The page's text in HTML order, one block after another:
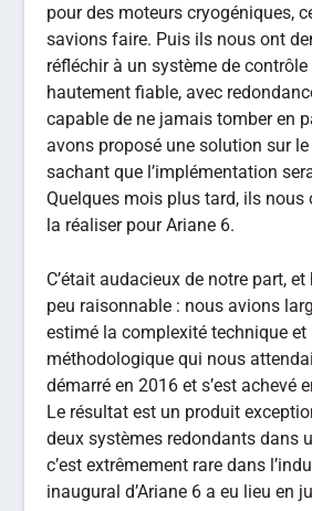
pour des moteurs cryogéniques,
savions faire. Puis ils nous ont
réfléchir à un système de
hautement fiable, avec
capable de ne jamais tomber en
avons proposé une solution sur le
sachant que l’implémentation
Quelques mois plus tard, ils nous
la réaliser pour Ariane 6.
C’était audacieux de notre part,
peu raisonnable : nous avions
estimé la complexité technique et
méthodologique qui nous
démarré en 2016 et s’est achevé
Le résultat est un produit
deux systèmes redondants dans
c’est extrêmement rare dans
inaugural d’Ariane 6 a eu lieu en